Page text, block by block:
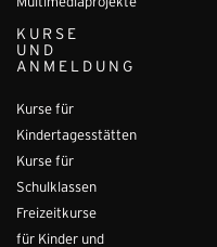
Multimediaprojekte
KURSE
UND
ANMELDUNG
Kurse für
Kindertagesstätten
Kurse für
Schulklassen
Freizeitkurse
für Kinder und